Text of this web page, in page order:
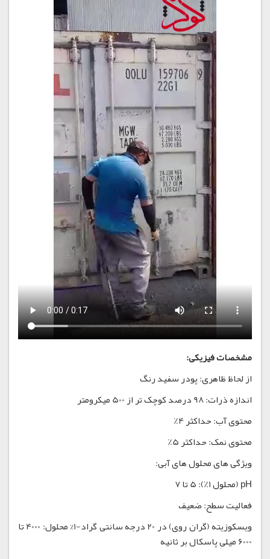
مشخصات فیزیکی:
از لحاظ ظاهری: پودر سفید رنگ
اندازه ذرات: 98 درصد کوچک تر از 500 میکرومتر
محتوی آب: حداکثر 4٪
محتوی نمک: حداکثر 5٪
ویژگی های محلول های آبی:
pH (محلول 1٪): 5 تا 7
فعالیت سطح: ضعیف
ویسکوزیته (گران روی) در 20 درجه سانتی گراد-1% محلول: 4000 تا
6000 میلی پاسکال بر ثانیه